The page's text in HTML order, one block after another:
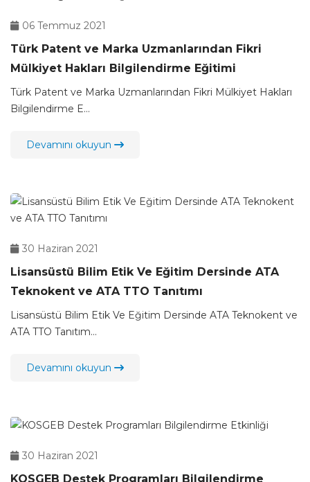
06 Temmuz 2021
Türk Patent ve Marka Uzmanlarından Fikri
Mülkiyet Hakları Bilgilendirme Eğitimi
Türk Patent ve Marka Uzmanlarından Fikri Mülkiyet Hakları
Bilgilendirme E...
Devamını okuyun
30 Haziran 2021
Lisansüstü Bilim Etik Ve Eğitim Dersinde ATA
Teknokent ve ATA TTO Tanıtımı
Lisansüstü Bilim Etik Ve Eğitim Dersinde ATA Teknokent ve
ATA TTO Tanıtım...
Devamını okuyun
30 Haziran 2021
KOSGEB Destek Programları Bilgilendirme